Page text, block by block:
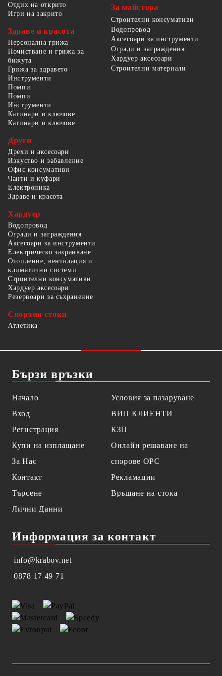
Отдих на открито
Игри на закрито
Здраве и красота
Персонална грижа
Почистване и грижа за
бижута
Грижа за здравето
За майстора
Строителни консумативи
Водопровод
Аксесоари за инструменти
Огради и заграждения
Хардуер аксесоари
Строителни материали
Инструменти
Помпи
Помпи
Инструменти
Катинари и ключове
Катинари и ключове
Други
Дрехи и аксесоари
Изкуство и забавление
Офис консумативи
Чанти и куфари
Електроника
Здраве и красота
Хардуер
Водопровод
Огради и заграждения
Аксесоари за инструменти
Електрическо захранване
Отопление, вентилация и
климатични системи
Строителни консумативи
Хардуер аксесоари
Резервоари за съхранение
Спортни стоки
Атлетика
Бързи връзки
Начало
Вход
Регистрация
Купи на изплащане
За Нас
Контакт
Търсене
Лични Данни
Условия за пазаруване
ВИП КЛИЕНТИ
КЗП
Онлайн решаване на
спорове OPC
Рекламации
Връщане на стока
Информация за контакт
info@krabov.net
0878 17 49 71